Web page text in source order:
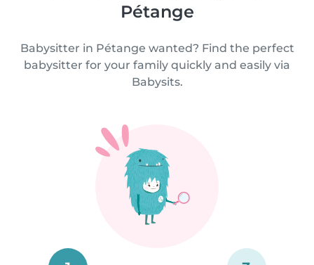
Pétange
Babysitter in Pétange wanted? Find the perfect
babysitter for your family quickly and easily via
Babysits.